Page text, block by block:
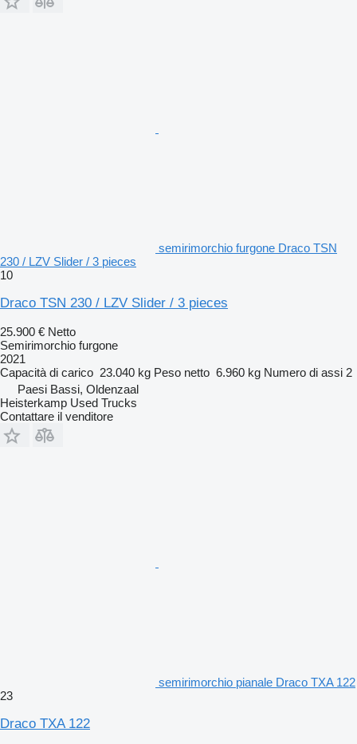
semirimorchio furgone Draco TSN
230 / LZV Slider / 3 pieces
10
Draco TSN 230 / LZV Slider / 3 pieces
25.900 € Netto
Semirimorchio furgone
2021
Capacità di carico 23.040 kg Peso netto 6.960 kg Numero di assi 2
Paesi Bassi, Oldenzaal
Heisterkamp Used Trucks
Contattare il venditore
semirimorchio pianale Draco TXA 122
23
Draco TXA 122